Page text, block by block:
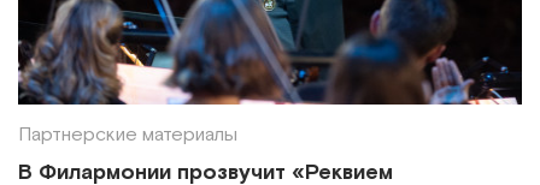
Партнерские материалы
В Филармонии прозвучит «Реквием